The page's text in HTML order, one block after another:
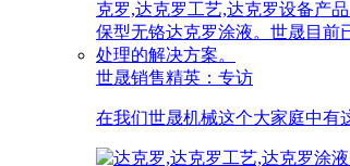
世晟销售精英：专访
在我们世晟机械这个大家庭中有